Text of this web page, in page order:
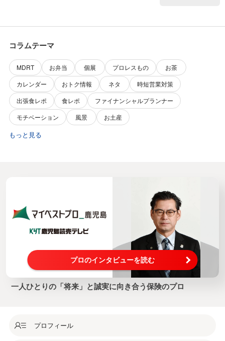
コラムテーマ
MDRT お弁当 個展 プロレスもの
お茶
カレンダー
おトク情報 ネタ
時短営業対策
出張食レポ
食レポ
ファイナンシャルプランナー
モチベーション
風景 お土産
もっと見る
プロのインタビューを読む
一人ひとりの「将来」と誠実に向き合う保険のプロ
プロフィール